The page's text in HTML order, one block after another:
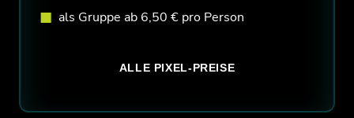
als Gruppe ab 6,50 € pro Person
ALLE PIXEL-PREISE